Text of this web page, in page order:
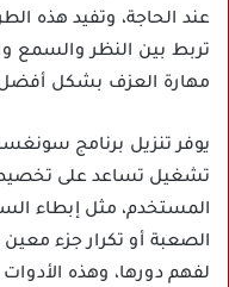
عند الحاجة، وتفيد هذه
تربط بين النظر والسمع
مهارة العزف بشكل
تشغيل تساعد على
المستخدم، مثل إبطاء
الصعبة أو تكرار جزء
لفهم دورها، وهذه